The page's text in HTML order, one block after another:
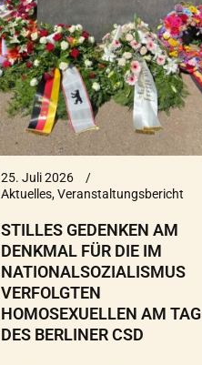
25. Juli 2026
Aktuelles,Veranstaltungsbericht
STILLES GEDENKEN AM
DENKMAL FÜR DIE IM
NATIONALSOZIALISMUS
VERFOLGTEN
HOMOSEXUELLEN AM TAG
DES BERLINER CSD